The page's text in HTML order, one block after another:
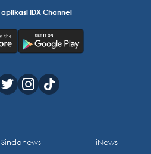
IDX Channel
Sindonews
iNews